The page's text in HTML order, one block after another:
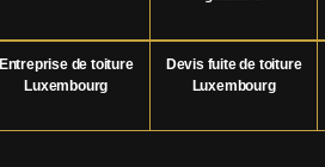
Entreprise de toiture
Luxembourg
Devis fuite de toiture
Luxembourg